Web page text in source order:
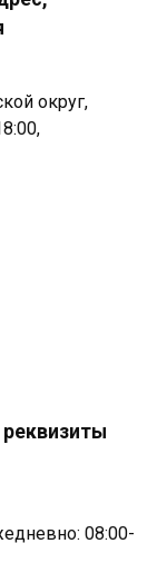
округ,
08:00-